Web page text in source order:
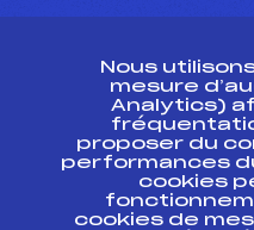
Ressources
Pass’Neige
Projet sportif
Projet de
Nous
mesure
Analytics)
proposer du
performances
cookies
cookies de